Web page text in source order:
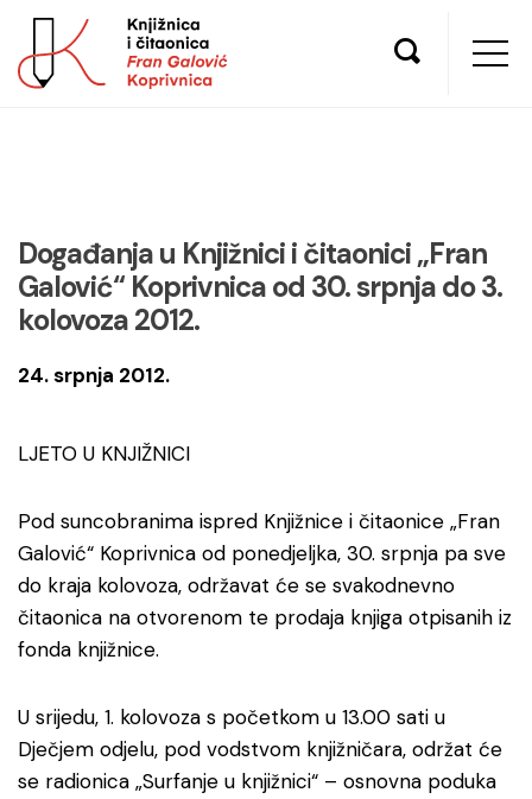
Događanja u Knjižnici i čitaonici „Fran
Galović“ Koprivnica od 30. srpnja do 3.
kolovoza 2012.
24. srpnja 2012.
LJETO U KNJIŽNICI
Pod suncobranima ispred Knjižnice i čitaonice „Fran
Galović“ Koprivnica od ponedjeljka, 30. srpnja pa sve
do kraja kolovoza, održavat će se svakodnevno
čitaonica na otvorenom te prodaja knjiga otpisanih iz
fonda knjižnice.
U srijedu, 1. kolovoza s početkom u 13.00 sati u
Dječjem odjelu, pod vodstvom knjižničara, održat će
se radionica „Surfanje u knjižnici“ – osnovna poduka